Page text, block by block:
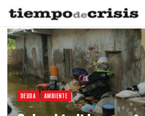
DEUDA AMBIENTE